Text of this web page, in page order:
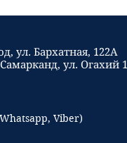
ул. Бархатная, 122А
ул. Огахий
Viber)